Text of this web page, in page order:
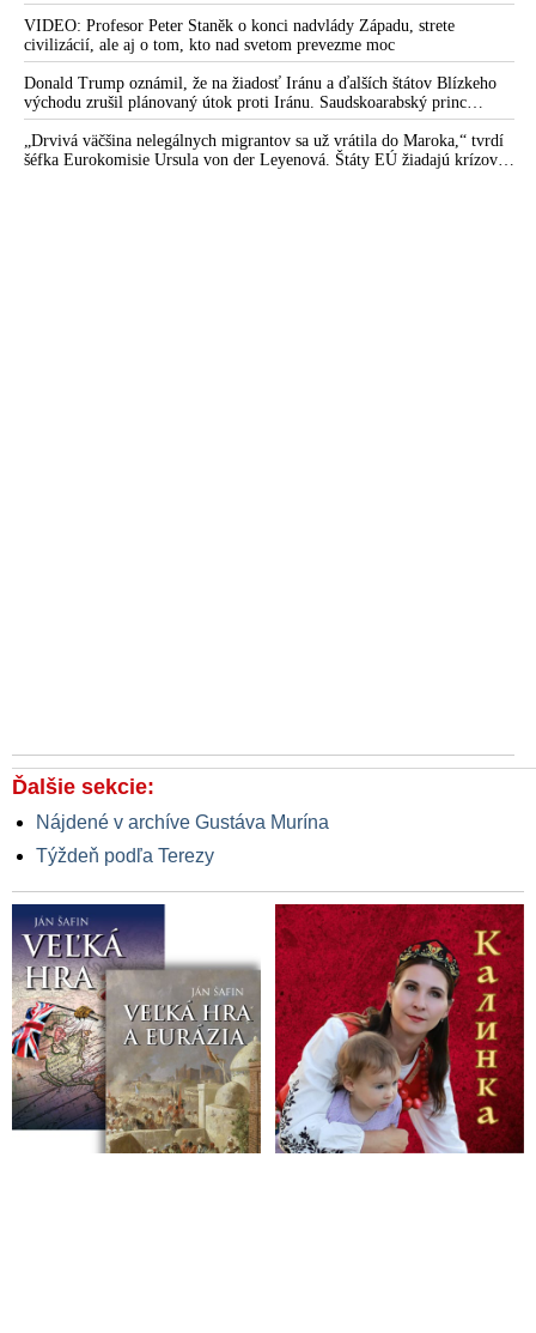
VIDEO: Profesor Peter Staněk o konci nadvlády Západu, strete
civilizácií, ale aj o tom, kto nad svetom prevezme moc
Donald Trump oznámil, že na žiadosť Iránu a ďalších štátov Blízkeho
východu zrušil plánovaný útok proti Iránu. Saudskoarabský princ
medzitým varoval amerického prezidenta pred ďalšou eskaláciou
konfliktu
„Drvivá väčšina nelegálnych migrantov sa už vrátila do Maroka,“ tvrdí
šéfka Eurokomisie Ursula von der Leyenová. Štáty EÚ žiadajú krízové
Ďalšie sekcie:
Nájdené v archíve Gustáva Murína
Týždeň podľa Terezy